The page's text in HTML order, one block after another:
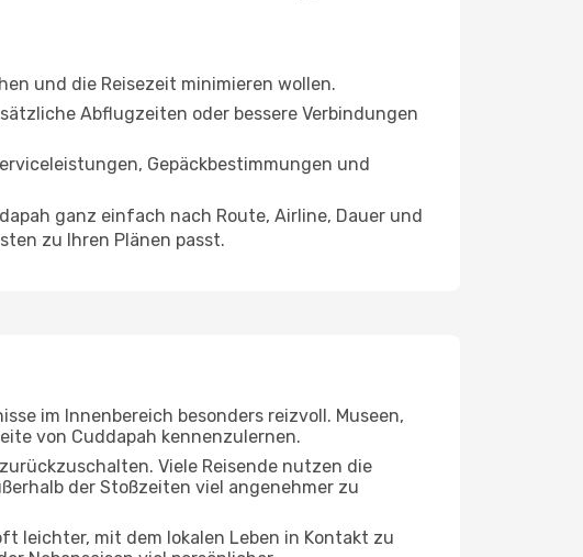
und die Reisezeit minimieren wollen.
Abflugzeiten oder bessere Verbindungen
Gepäckbestimmungen und
ganz einfach nach Route, Airline, Dauer und
zu Ihren Plänen passt.
im Innenbereich besonders reizvoll. Museen,
von Cuddapah kennenzulernen.
Viele Reisende nutzen die
der Stoßzeiten viel angenehmer zu
leichter, mit dem lokalen Leben in Kontakt zu